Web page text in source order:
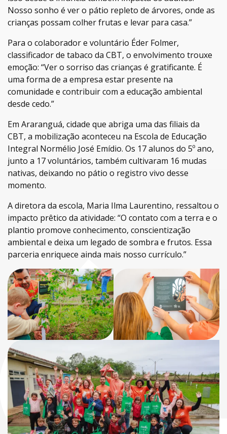
Nosso sonho é ver o pátio repleto de árvores, onde as
crianças possam colher frutas e levar para casa.”
Para o colaborador e voluntário Éder Folmer,
classificador de tabaco da CBT, o envolvimento trouxe
emoção: “Ver o sorriso das crianças é gratificante. É
uma forma de a empresa estar presente na
comunidade e contribuir com a educação ambiental
desde cedo.”
Em Araranguá, cidade que abriga uma das filiais da
CBT, a mobilização aconteceu na Escola de Educação
Integral Normélio José Emídio. Os 17 alunos do 5º ano,
junto a 17 voluntários, também cultivaram 16 mudas
nativas, deixando no pátio o registro vivo desse
momento.
A diretora da escola, Maria Ilma Laurentino, ressaltou o
impacto prêtico da atividade: “O contato com a terra e o
plantio promove conhecimento, conscientização
ambiental e deixa um legado de sombra e frutos. Essa
parceria enriquece ainda mais nosso currículo.”